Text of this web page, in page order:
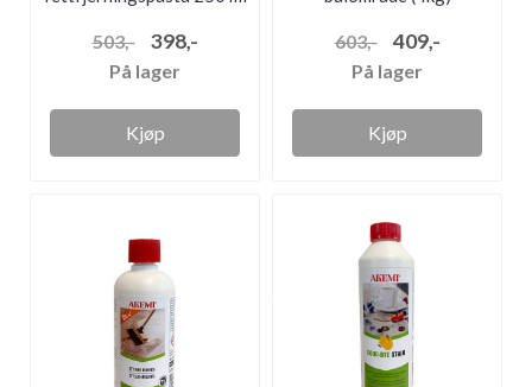
503,- 398,-
På lager
Kjøp
603,- 409,-
På lager
Kjøp